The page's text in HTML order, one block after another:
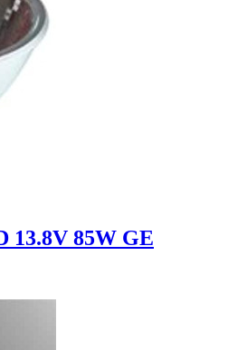
13.8V 85W GE